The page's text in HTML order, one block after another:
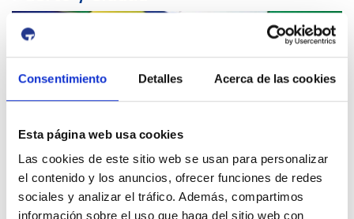
Consentimiento Detalles Acerca de las cookies
Esta página web usa cookies
Las cookies de este sitio web se usan para personalizar
el contenido y los anuncios, ofrecer funciones de redes
sociales y analizar el tráfico. Además, compartimos
información sobre el uso que haga del sitio web con
QUÉ HEMOS HECHO
Aviso de circulación
12 Agosto 2026